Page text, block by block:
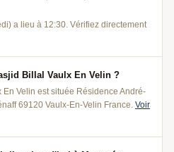
a lieu à 12:30. Vérifiez directement
Billal Vaulx En Velin ?
Velin est située Résidence André-
69120 Vaulx-En-Velin France. Voir